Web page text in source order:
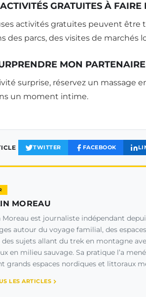
GRATUITES À
activités gratuites peuvent être
des parcs, des visites de marchés
MON
surprise, réservez un massage
un moment intime.
TWITTER FACEBOOK
MOREAU
Moreau est journaliste indépendant
autour du voyage familial, des
sujets allant du trek en montagne
en milieu sauvage. Sa pratique l’a
grands espaces nordiques et littoraux
LES ARTICLES